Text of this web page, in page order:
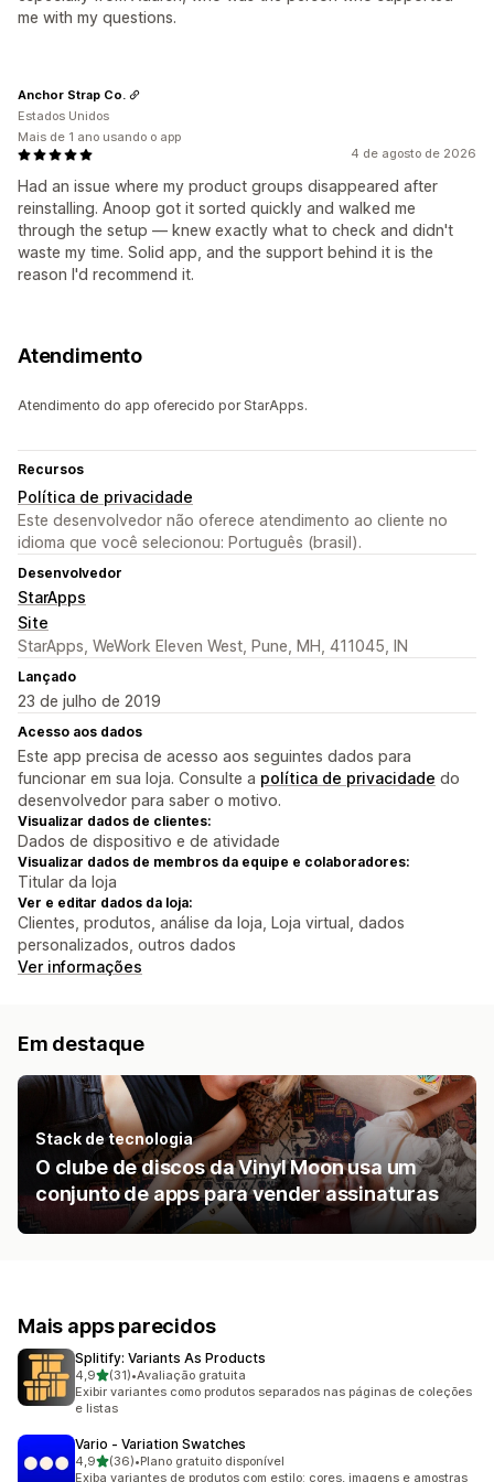
me with my questions.
4 de agosto de 2026
Had an issue where my product groups disappeared after
reinstalling. Anoop got it sorted quickly and walked me
through the setup — knew exactly what to check and didn't
waste my time. Solid app, and the support behind it is the
reason I'd recommend it.
Anchor Strap Co.
Estados Unidos
Mais de 1 ano usando o app
Atendimento
Atendimento do app oferecido por StarApps.
Recursos
Política de privacidade
Este desenvolvedor não oferece atendimento ao cliente no
idioma que você selecionou: Português (brasil).
Desenvolvedor
StarApps
Site
StarApps, WeWork Eleven West, Pune, MH, 411045, IN
Lançado
23 de julho de 2019
Acesso aos dados
Este app precisa de acesso aos seguintes dados para
funcionar em sua loja. Consulte a política de privacidade do
desenvolvedor para saber o motivo.
Visualizar dados de clientes:
Dados de dispositivo e de atividade
Visualizar dados de membros da equipe e colaboradores:
Titular da loja
Ver e editar dados da loja:
Clientes, produtos, análise da loja, Loja virtual, dados
personalizados, outros dados
Ver informações
Em destaque
Stack de tecnologia
O clube de discos da Vinyl Moon usa um
conjunto de apps para vender assinaturas
Mais apps parecidos
Splitify: Variants As Products
4,9de 5 estrelas
(31)
31 avaliações ao todo
•Avaliação gratuita
Exibir variantes como produtos separados nas páginas de coleções
e listas
Vario ‑ Variation Swatches
4,9de 5 estrelas
(36)
36 avaliações ao todo
•Plano gratuito disponível
Exiba variantes de produtos com estilo: cores, imagens e amostras